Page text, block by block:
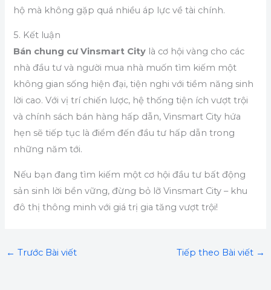
hộ mà không gặp quá nhiều áp lực về tài chính.
5. Kết luận
Bán chung cư Vinsmart City là cơ hội vàng cho các
nhà đầu tư và người mua nhà muốn tìm kiếm một
không gian sống hiện đại, tiện nghi với tiềm năng sinh
lời cao. Với vị trí chiến lược, hệ thống tiện ích vượt trội
và chính sách bán hàng hấp dẫn, Vinsmart City hứa
hẹn sẽ tiếp tục là điểm đến đầu tư hấp dẫn trong
những năm tới.
Nếu bạn đang tìm kiếm một cơ hội đầu tư bất động
sản sinh lời bền vững, đừng bỏ lỡ Vinsmart City – khu
đô thị thông minh với giá trị gia tăng vượt trội!
← Trước Bài viết Tiếp theo Bài viết →